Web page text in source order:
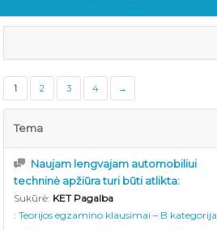
1 2 3 4 →
Tema
Naujam lengvajam automobiliui
techninė apžiūra turi būti atlikta:
Sukūrė: KET Pagalba
:Teorijos egzamino klausimai – B kategorija